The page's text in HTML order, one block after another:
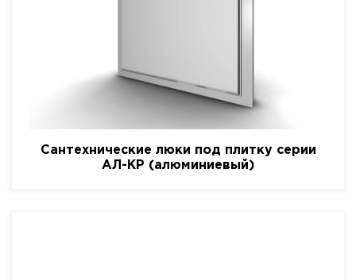
Сантехнические люки под плитку серии
АЛ-КР (алюминиевый)